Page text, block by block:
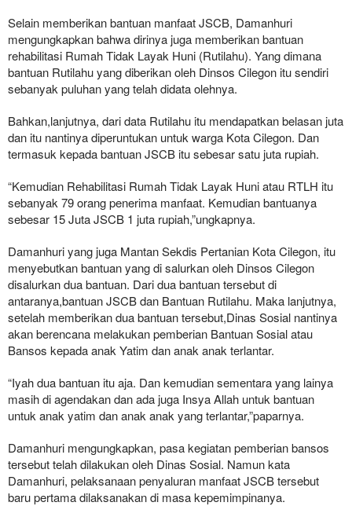
Selain memberikan bantuan manfaat JSCB, Damanhuri
mengungkapkan bahwa dirinya juga memberikan bantuan
rehabilitasi Rumah Tidak Layak Huni (Rutilahu). Yang dimana
bantuan Rutilahu yang diberikan oleh Dinsos Cilegon itu sendiri
sebanyak puluhan yang telah didata olehnya.
Bahkan,lanjutnya, dari data Rutilahu itu mendapatkan belasan juta
dan itu nantinya diperuntukan untuk warga Kota Cilegon. Dan
termasuk kepada bantuan JSCB itu sebesar satu juta rupiah.
“Kemudian Rehabilitasi Rumah Tidak Layak Huni atau RTLH itu
sebanyak 79 orang penerima manfaat. Kemudian bantuanya
sebesar 15 Juta JSCB 1 juta rupiah,”ungkapnya.
Damanhuri yang juga Mantan Sekdis Pertanian Kota Cilegon, itu
menyebutkan bantuan yang di salurkan oleh Dinsos Cilegon
disalurkan dua bantuan. Dari dua bantuan tersebut di
antaranya,bantuan JSCB dan Bantuan Rutilahu. Maka lanjutnya,
setelah memberikan dua bantuan tersebut,Dinas Sosial nantinya
akan berencana melakukan pemberian Bantuan Sosial atau
Bansos kepada anak Yatim dan anak anak terlantar.
“Iyah dua bantuan itu aja. Dan kemudian sementara yang lainya
masih di agendakan dan ada juga Insya Allah untuk bantuan
untuk anak yatim dan anak anak yang terlantar,”paparnya.
Damanhuri mengungkapkan, pasa kegiatan pemberian bansos
tersebut telah dilakukan oleh Dinas Sosial. Namun kata
Damanhuri, pelaksanaan penyaluran manfaat JSCB tersebut
baru pertama dilaksanakan di masa kepemimpinanya.